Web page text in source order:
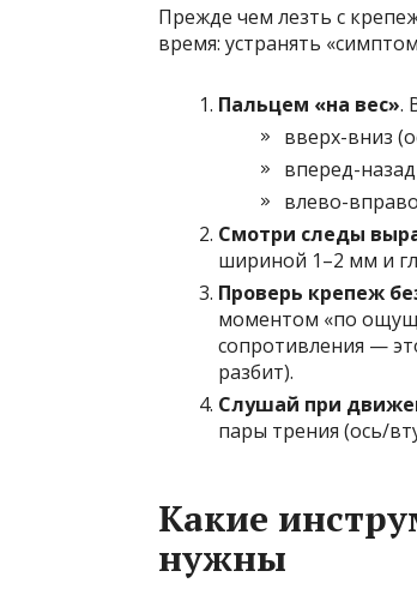
Прежде чем лезть с
время: устранять
Пальцем «на вес».
вверх-вниз
вперед-
влево-
Смотри следы
шириной 1–2 мм и
Проверь крепеж
моментом «по
сопротивления —
разбит).
Слушай при
пары трения (ось/
Какие
нужны